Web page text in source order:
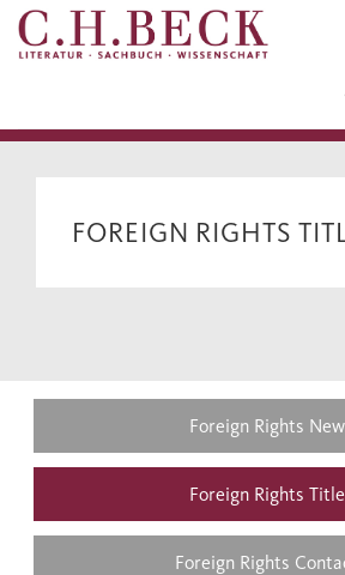
FOREIGN RIGHTS
Foreign Rights
Foreign Rights
Foreign Rights